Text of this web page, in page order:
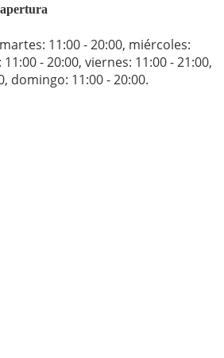
martes: 11:00 - 20:00, miércoles:
11:00 - 20:00, viernes: 11:00 - 21:00,
, domingo: 11:00 - 20:00.